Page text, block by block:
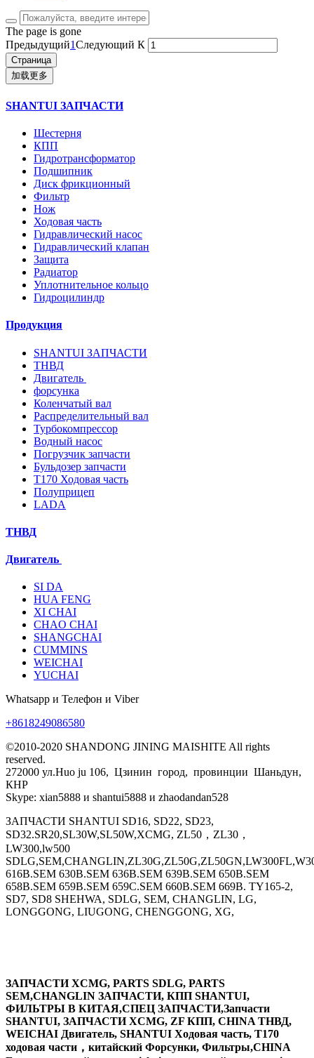
The page is gone
Предыдущий1Следующий К
加载更多
SHANTUI ЗАПЧАСТИ
Шестерня
КПП
Гидротрансформатор
Подшипник
Диск фрикционный
Фильтр
Нож
Ходовая часть
Гидравлический насос
Гидравлический клапан
Защита
Радиатор
Уплотнительное кольцо
Гидроцилиндр
Продукция
SHANTUI ЗАПЧАСТИ
ТНВД
Двигатель
форсунка
Коленчатый вал
Распределительный вал
Турбокомпрессор
Водный насос
Погрузчик запчасти
Бульдозер запчасти
T170 Ходовая часть
Полуприцеп
LADA
ТНВД
Двигатель
SI DA
HUA FENG
XI CHAI
CHAO CHAI
SHANGCHAI
CUMMINS
WEICHAI
YUCHAI
Whatsapp и Телефон и Viber
+8618249086580
©2010-2020 SHANDONG JINING MAISHITE All rights
reserved.
272000 ул.Huo ju 106, Цзинин город, провинции Шаньдун,
КНР
Skype: xian5888 и shantui5888 и zhaodandan528
ЗАПЧАСТИ SHANTUI SD16, SD22, SD23,
SD32.SR20,SL30W,SL50W,XCMG, ZL50，ZL30，
LW300,lw500
616B.SEM 630B.SEM 636B.SEM 639B.SEM 650B.SEM
658B.SEM 659B.SEM 659C.SEM 660B.SEM 669B. TY165-2,
SD7, SD8 SHEHWA, SDLG, SEM, CHANGLIN, LG,
LONGGONG, LIUGONG, CHENGGONG, XG,
ЗАПЧАСТИ XCMG, PARTS SDLG, PARTS
SEM,CHANGLIN ЗАПЧАСТИ, КПП SHANTUI,
ФИЛЬТРЫ В КИТАЯ,СПЕЦ ЗАПЧАСТИ,Запчасти
SHANTUI, ЗАПЧАСТИ XCMG, ZF КПП, CHINA ТНВД,
WEICHAI Двигатель, SHANTUI Ходовая часть, T170
ходовая части，китайский Форсунки, Фильтры,CHINA